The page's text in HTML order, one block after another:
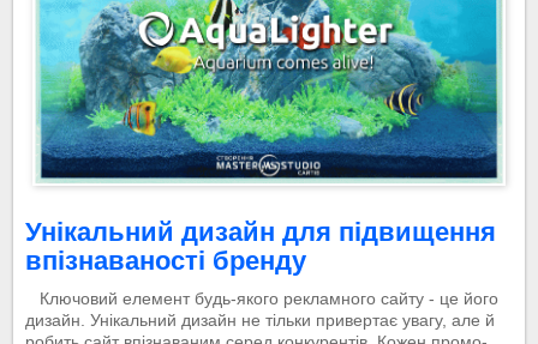
Унікальний дизайн для підвищення
впізнаваності бренду
Ключовий елемент будь-якого рекламного сайту - це його
дизайн. Унікальний дизайн не тільки привертає увагу, але й